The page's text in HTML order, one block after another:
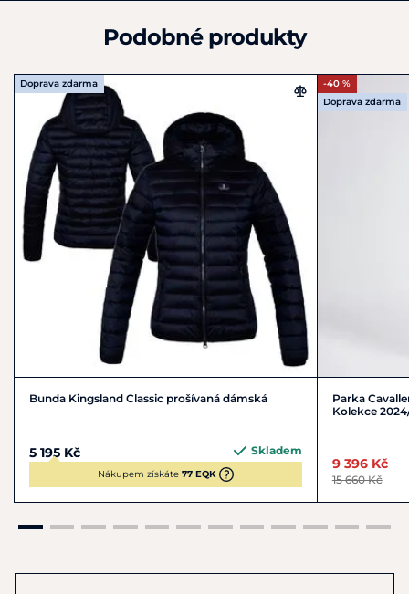
customerservice@kingslandequestrian.com
Podobné produkty
Doprava zdarma
Bunda Kingsland Classic prošívaná dámská
5 195 Kč Skladem
Nákupem získáte 77 EQK
-40 %
Doprava zdarma
Parka
Kolekce
9 396 Kč
15 660 Kč